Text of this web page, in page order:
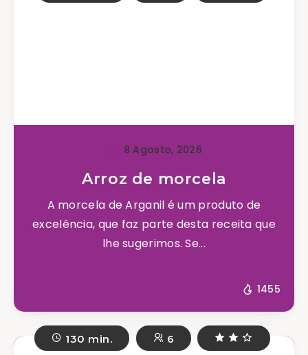
8 Agosto, 2026
Arroz de morcela
A morcela de Arganil é um produto de
excelência, que faz parte desta receita que
lhe sugerimos. Se...
1455
130 min. 6